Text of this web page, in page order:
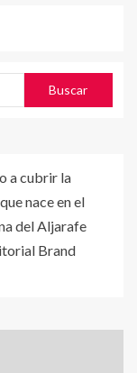
a cubrir la
nace en el
del Aljarafe
Brand